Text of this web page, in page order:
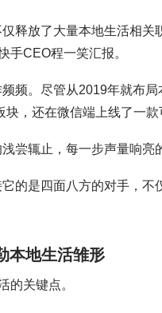
释放了大量本地生活相
手CEO程一笑汇报。
频。尽管从2019年就布
，还在微信端上线了一款
尝辄止，每一步声量响亮
的是四面八方的对手，
本地生活雏形
的关键点。